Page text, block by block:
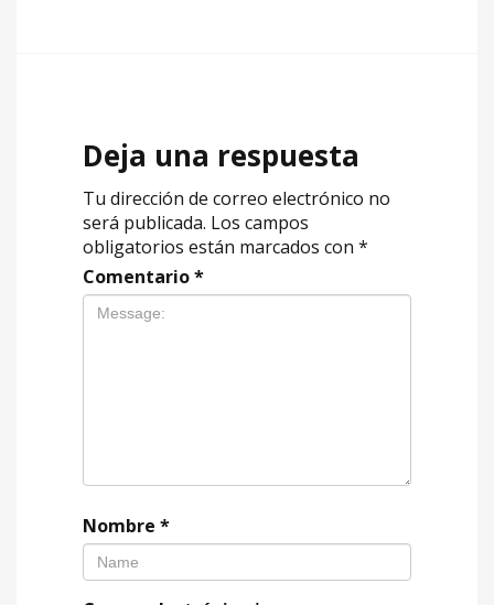
Deja una respuesta
Tu dirección de correo electrónico no
será publicada. Los campos
obligatorios están marcados con *
Comentario*
Nombre *